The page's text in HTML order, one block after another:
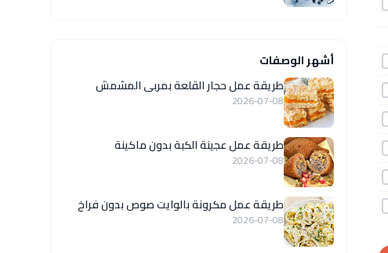
أشهر الوصفات
طريقة عمل حجار القلعة بمربى المشمش
2026-07-08
طريقة عمل عجينة الكبة بدون ماكينة
2026-07-08
طريقة عمل مكرونة بالوايت صوص بدون فراخ
2026-07-08